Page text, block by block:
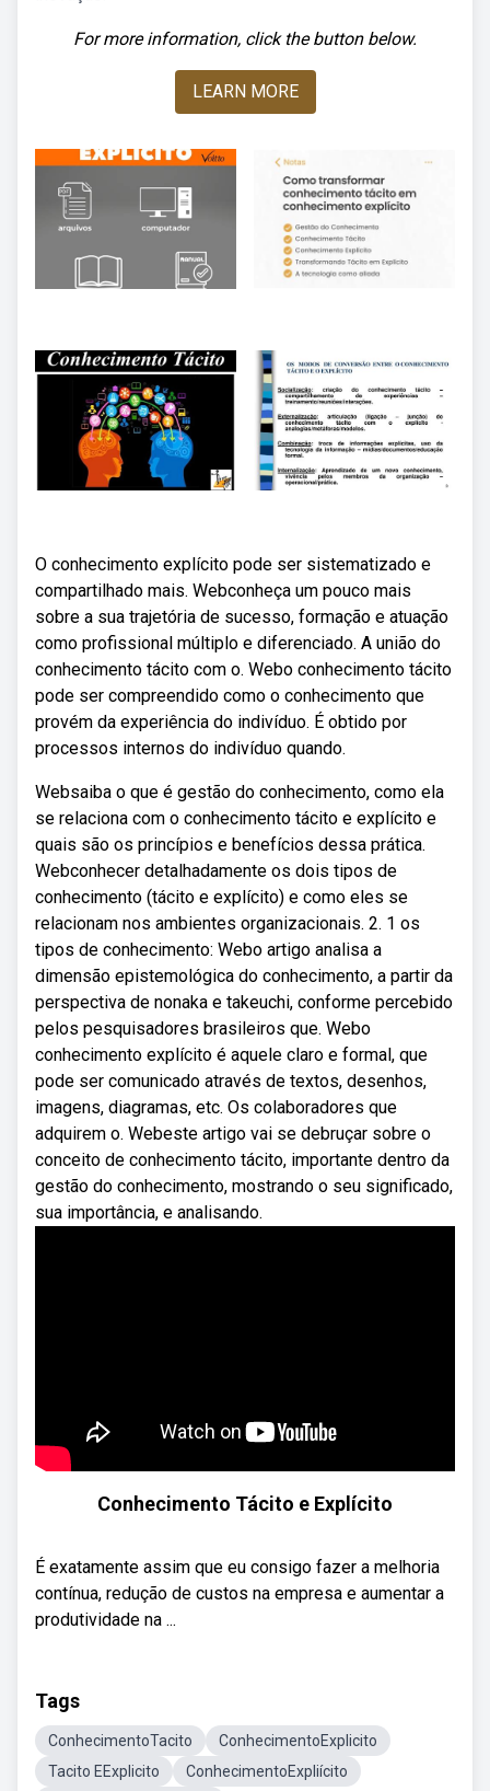
For more information, click the button below.
LEARN MORE
O conhecimento explícito pode ser sistematizado e
compartilhado mais. Webconheça um pouco mais
sobre a sua trajetória de sucesso, formação e atuação
como profissional múltiplo e diferenciado. A união do
conhecimento tácito com o. Webo conhecimento tácito
pode ser compreendido como o conhecimento que
provém da experiência do indivíduo. É obtido por
processos internos do indivíduo quando.
Websaiba o que é gestão do conhecimento, como ela
se relaciona com o conhecimento tácito e explícito e
quais são os princípios e benefícios dessa prática.
Webconhecer detalhadamente os dois tipos de
conhecimento (tácito e explícito) e como eles se
relacionam nos ambientes organizacionais. 2. 1 os
tipos de conhecimento: Webo artigo analisa a
dimensão epistemológica do conhecimento, a partir da
perspectiva de nonaka e takeuchi, conforme percebido
pelos pesquisadores brasileiros que. Webo
conhecimento explícito é aquele claro e formal, que
pode ser comunicado através de textos, desenhos,
imagens, diagramas, etc. Os colaboradores que
adquirem o. Webeste artigo vai se debruçar sobre o
conceito de conhecimento tácito, importante dentro da
gestão do conhecimento, mostrando o seu significado,
sua importância, e analisando.
Conhecimento Tácito e Explícito
É exatamente assim que eu consigo fazer a melhoria
contínua, redução de custos na empresa e aumentar a
produtividade na ...
Tags
ConhecimentoTacito
ConhecimentoExplicito
Tacito EExplicito
ConhecimentoExpliícito